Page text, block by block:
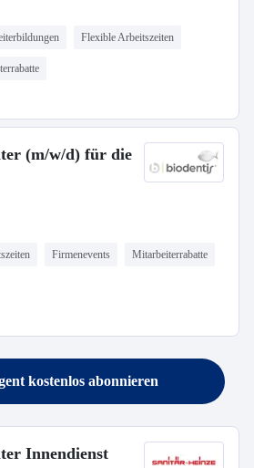
Flexible Arbeitszeiten
(m/w/d) für die
Firmenevents Mitarbeiterrabatte
kostenlos abonnieren
Innendienst